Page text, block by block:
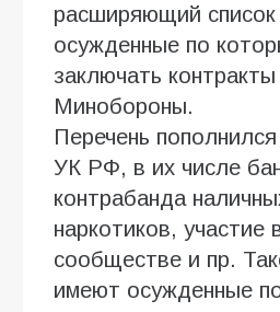
расширяющий список
осужденные по
заключать контракты
Минобороны.
Перечень
УК РФ, в их числе
контрабанда
наркотиков, участие
сообществе и пр.
имеют осужденные